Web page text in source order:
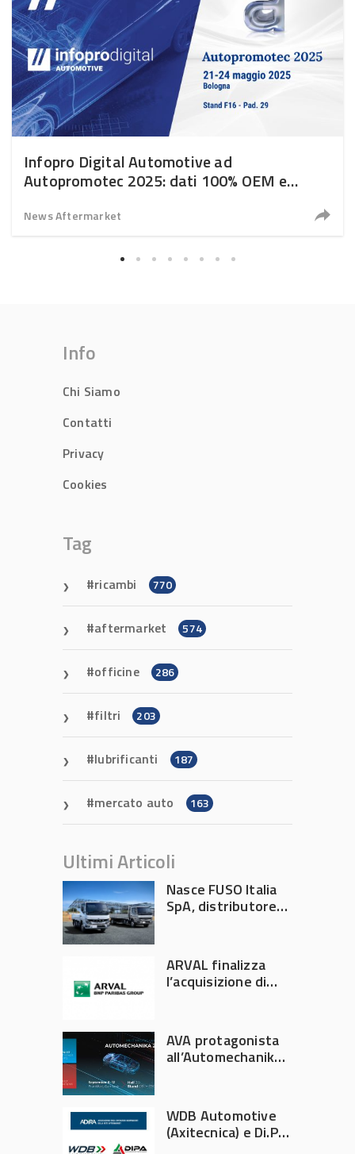
Infopro Digital Automotive ad
Autopromotec 2025: dati 100% OEM e
News Aftermarket
Info
Chi Siamo
Contatti
Privacy
Cookies
Tag
ricambi 770
aftermarket 574
officine 286
filtri 203
lubrificanti 187
mercato auto 163
Ultimi Articoli
Nasce FUSO Italia
SpA, distributore
ARVAL finalizza
l’acquisizione di
AVA protagonista
all’Automechanika
WDB Automotive
(Axitecnica) e Di.Pa.